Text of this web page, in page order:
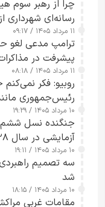
چرا از رهبر سوم
رسانه‌ای شهرداری
جاسوسی گفت
۱۱ مرداد ۱۴۰۵ / ۰۹:۱۷
پیشرفت در
۱۱ مرداد ۱۴۰۵ / ۰۸:۱۸
روبیو: فکر
رئیس‌جمهوری
کسی که واقعاً دست
۱۰ مرداد ۱۴۰۵ / ۱۹:۲۹
آزمایشی در سال ۲۰۲۸ انجام می‌شود
۱۰ مرداد ۱۴۰۵ / ۱۹:۱۱
سه تصمیم
شد
۱۰ مرداد ۱۴۰۵ / ۱۸:۱۵
مقامات غربی